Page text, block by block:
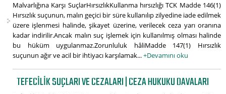
Malvarlığına Karşı SuçlarHırsızlıkKullanma hırsızlığı TCK Madde 146(1)
Hırsızlık suçunun, malın geçici bir süre kullanılıp zilyedine iade edilmek
üzere işlenmesi halinde, şikayet üzerine, verilecek ceza yarı oranına
kadar indirilir.Ancak malın suç işlemek için kullanılmış olması halinde
bu hüküm uygulanmaz.Zorunluluk hâliMadde 147(1) Hırsızlık
suçunun ağır ve acil bir ihtiyacı karşılamak...+Devamını oku
TEFECILIK SUÇLARI VE CEZALARI | CEZA HUKUKU DAVALARI